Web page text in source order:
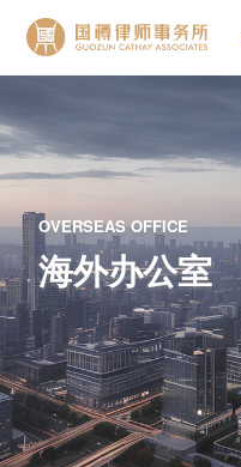
OVERSEAS OFFICE
海外办公室